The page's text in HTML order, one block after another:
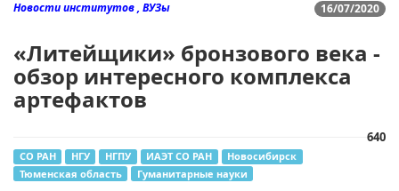
16/07/2020
Новости институтов , ВУЗы
«Литейщики» бронзового века -
обзор интересного комплекса
артефактов
640
СО РАН НГУ НГПУ ИАЭТ СО РАН
Новосибирск
Тюменская область
Гуманитарные науки